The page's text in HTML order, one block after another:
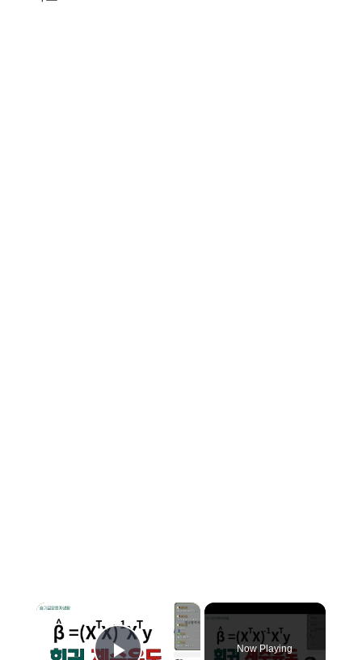
×
Now Playing